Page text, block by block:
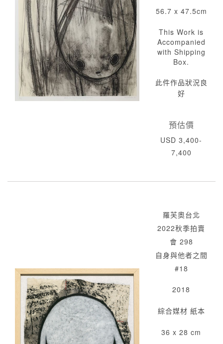
56.7 x 47.5cm
This Work is
Accompanied
with Shipping
Box.
此件作品狀況良
好
預估價
USD 3,400-
7,400
羅芙奧台北
2022秋季拍賣
會 298
自身與他者之間
#18
2018
綜合媒材 紙本
36 x 28 cm